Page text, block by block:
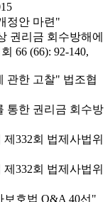
정안 마련"
권리금 회수방해에
66 (66): 92-140,
관한 고찰" 법조협
통한 권리금 회수방
332회 법제사법위
332회 법제사법위
보호법 Q&A 40선"